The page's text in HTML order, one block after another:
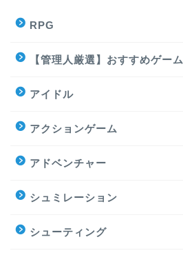
RPG
【管理人厳選】おすすめゲーム
アイドル
アクションゲーム
アドベンチャー
シュミレーション
シューティング